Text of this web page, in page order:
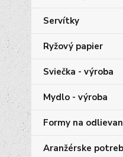
Servítky
Ryžový papier
Sviečka - výroba
Mydlo - výroba
Formy na
Aranžérske